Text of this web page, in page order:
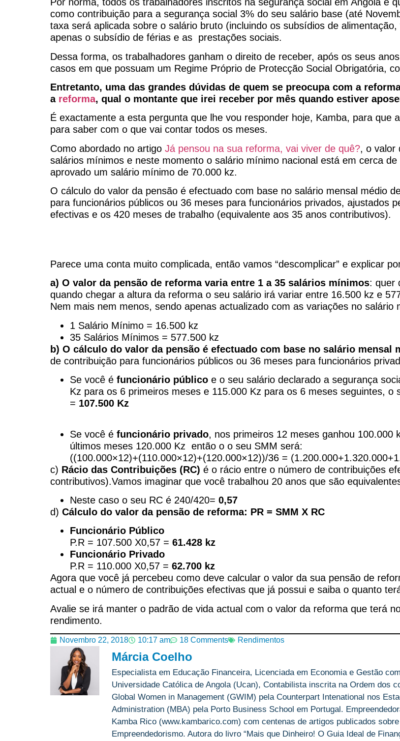
como contribuição para a segurança social 3% do seu salário base (até
taxa será aplicada sobre o salário bruto (incluindo os subsídios de
apenas o subsídio de férias e as prestações sociais.
Dessa forma, os trabalhadores ganham o direito de receber, após os seus
casos em que possuam um Regime Próprio de Protecção Social Obrigatória,
Entretanto, uma das grandes dúvidas de quem se preocupa com a
areforma, qual o montante que irei receber por mês quando estiver
É exactamente a esta pergunta que lhe vou responder hoje, Kamba, para que
para saber com o que vai contar todos os meses.
Como abordado no artigo Já pensou na sua reforma, vai viver de quê?, o valor
salários mínimos e neste momento o salário mínimo nacional está em cerca
aprovado um salário mínimo de 70.000 kz.
O cálculo do valor da pensão é efectuado com base no salário mensal médio
para funcionários públicos ou 36 meses para funcionários privados, ajustados
efectivas e os 420 meses de trabalho (equivalente aos 35 anos contributivos).
Parece uma conta muito complicada, então vamos “descomplicar” e explicar
a) O valor da pensão de reforma varia entre 1 a 35 salários mínimos: quer
quando chegar a altura da reforma o seu salário irá variar entre 16.500 kz e
Nem mais nem menos, sendo apenas actualizado com as variações no salário
1 Salário Mínimo = 16.500 kz
35 Salários Mínimos = 577.500 kz
b) O cálculo do valor da pensão é efectuado com base no salário mensal
de contribuição para funcionários públicos ou 36 meses para funcionários
Se você é funcionário público e o seu salário declarado a segurança
Kz para os 6 primeiros meses e 115.000 Kz para os 6 meses seguintes,
= 107.500 Kz
Se você é funcionário privado, nos primeiros 12 meses ganhou 100.000
últimos meses 120.000 Kz então o o seu SMM será:
((100.000×12)+(110.000×12)+(120.000×12))/36 =
c) Rácio das Contribuições (RC) é o rácio entre o número de contribuições
contributivos).Vamos imaginar que você trabalhou 20 anos que são
Neste caso o seu RC é 240/420= 0,57
d) Cálculo do valor da pensão de reforma: PR = SMM X RC
Funcionário Público
P.R = 107.500 X0,57 = 61.428 kz
Funcionário Privado
P.R = 110.000 X0,57 = 62.700 kz
Agora que você já percebeu como deve calcular o valor da sua pensão de
actual e o número de contribuições efectivas que já possui e saiba o quanto
Avalie se irá manter o padrão de vida actual com o valor da reforma que terá
rendimento.
Novembro 22, 2018 10:17 am 18 Comments Rendimentos
Márcia Coelho
Especialista em Educação Financeira, Licenciada em Economia e Gestão
Universidade Católica de Angola (Ucan), Contabilista inscrita na Ordem dos
Global Women in Management (GWIM) pela Counterpart Intenational nos
Administration (MBA) pela Porto Business School em Portugal.
Kamba Rico (www.kambarico.com) com centenas de artigos publicados
Empreendedorismo. Autora do livro “Mais que Dinheiro! O Guia Ideal de